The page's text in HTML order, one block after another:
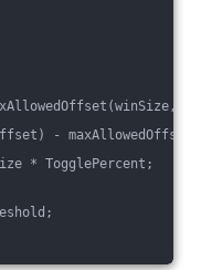
- maxAllowedOffset;
* TogglePercent;